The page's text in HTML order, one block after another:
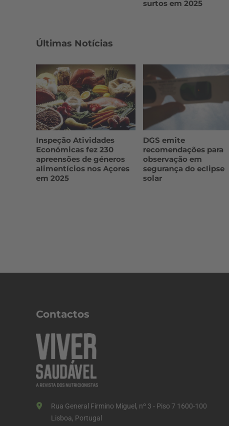
surtos em 2025
Últimas Notícias
Inspeção Atividades
Económicas fez 230
apreensões de géneros
alimentícios nos Açores
em 2025
DGS emite
recomendações para
observação em
segurança do eclipse
solar
Contactos
Rua General Firmino Miguel, nº 3 - Piso 7 1600-100
Lisboa, Portugal